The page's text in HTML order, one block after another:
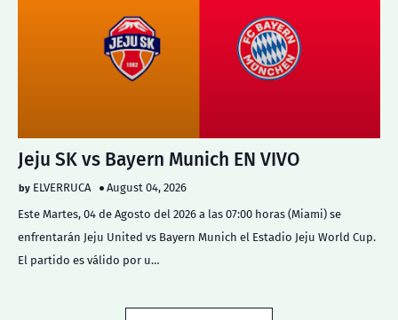
Jeju SK vs Bayern Munich EN VIVO
ELVERRUCA
August 04, 2026
Este Martes, 04 de Agosto del 2026 a las 07:00 horas (Miami) se
enfrentarán Jeju United vs Bayern Munich el Estadio Jeju World Cup.
El partido es válido por u…